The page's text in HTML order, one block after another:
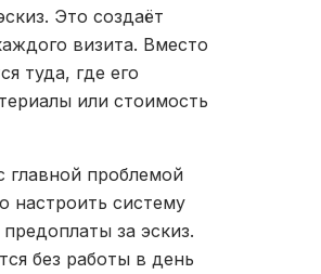
Это создаёт
визита. Вместо
туда, где его
или стоимость
главной проблемой
систему
за эскиз.
без работы в день